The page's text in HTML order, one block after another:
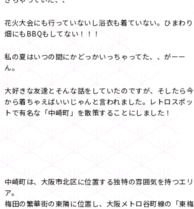
花火大会にも行っていないし浴衣も着ていない。ひまわり
畑にもBBQもしてない！！！
私の夏はいつの間にかどっかいっちゃってた、、がーー
ん。
大好きな友達とそんな話をしていたのですが、そしたら今
から着ちゃえばいいじゃんと言われました。レトロスポッ
トで有名な「中崎町」を散策することにしました！
中崎町は、大阪市北区に位置する独特の雰囲気を持つエリ
ア。
梅田の繁華街の東隣に位置し、大阪メトロ谷町線の「東梅